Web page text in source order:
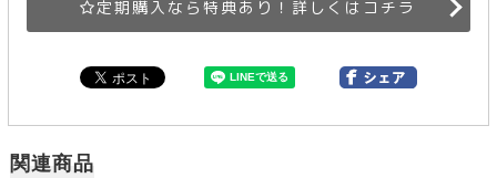
定期購入なら特典あり！詳しくはコチラ
関連商品